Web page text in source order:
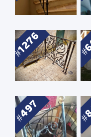
1276
497